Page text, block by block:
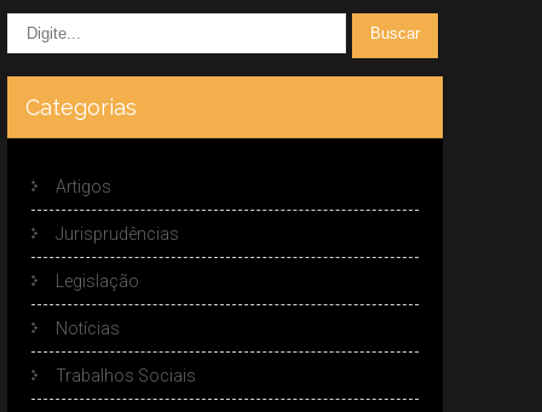
Categorias
Artigos
Jurisprudências
Legislação
Notícias
Trabalhos Sociais